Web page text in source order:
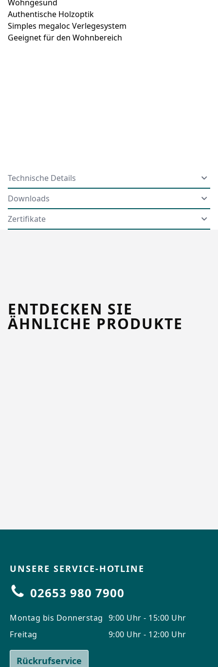
Wohngesund
Authentische Holzoptik
Simples megaloc Verlegesystem
Geeignet für den Wohnbereich
Technische Details
Downloads
Zertifikate
ENTDECKEN SIE
ÄHNLICHE PRODUKTE
UNSERE SERVICE-HOTLINE
02653 980 7900
Montag bis Donnerstag
Freitag
9:00 Uhr - 15:00 Uhr
9:00 Uhr - 12:00 Uhr
Rückrufservice